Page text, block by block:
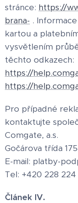
stránce: https://
brana- .
kartou a
vysvětlením
těchto odkazech:
https://
https://
Pro případné
kontaktujte
Comgate, a.s.
Gočárova třída
E-mail: platby-
Tel: +420 228 224
Článek IV.